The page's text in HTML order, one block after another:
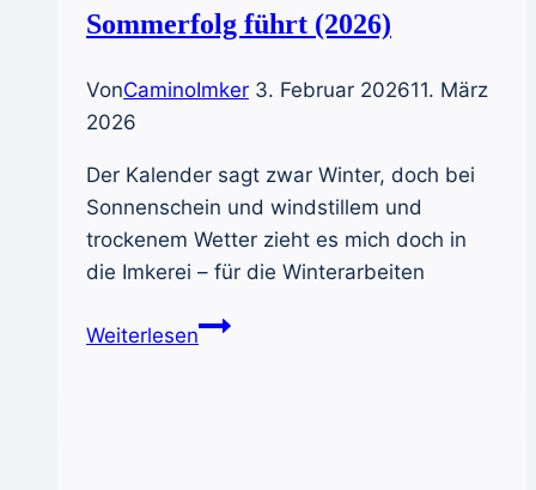
Sommerfolg führt (2026)
VonCaminoImker 3. Februar 202611. März
2026
Der Kalender sagt zwar Winter, doch bei
Sonnenschein und windstillem und
trockenem Wetter zieht es mich doch in
die Imkerei – für die Winterarbeiten
WeiterlesenFebruar